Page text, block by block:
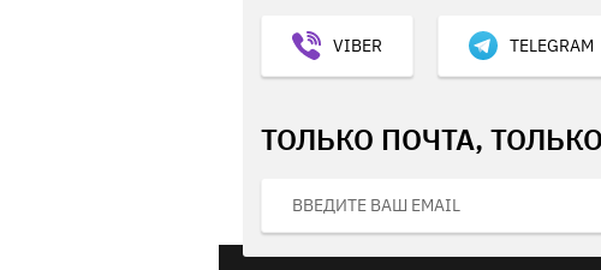
VIBER TELEGRAM
ТОЛЬКО ПОЧТА,